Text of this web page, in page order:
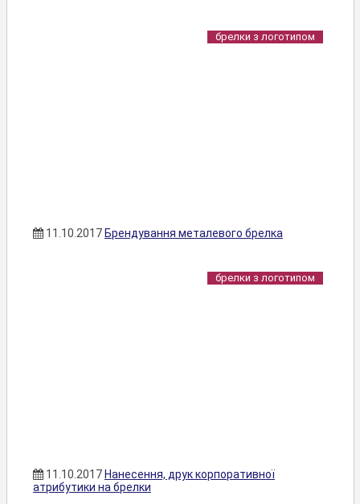
брелки з логотипом
11.10.2017 Брендування металевого брелка
брелки з логотипом
11.10.2017 Нанесення, друк корпоративної
атрибутики на брелки